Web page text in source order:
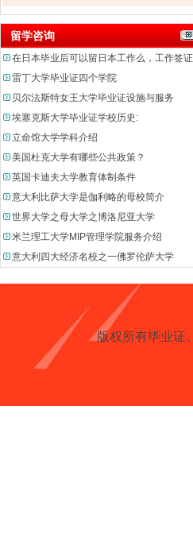
留学咨询
在日本毕业后可以留日本工作么，工作签
雷丁大学毕业证四个学院
贝尔法斯特女王大学毕业证设施与服务
埃塞克斯大学毕业证学校历史:
立命馆大学学科介绍
美国杜克大学有哪些公共政策？
英国卡迪夫大学教育体制条件
意大利比萨大学是伽利略的母校简介
世界大学之母大学之博洛尼亚大学
米兰理工大学MIP管理学院服务介绍
意大利四大经济名校之一佛罗伦萨大学
版权所有毕业证